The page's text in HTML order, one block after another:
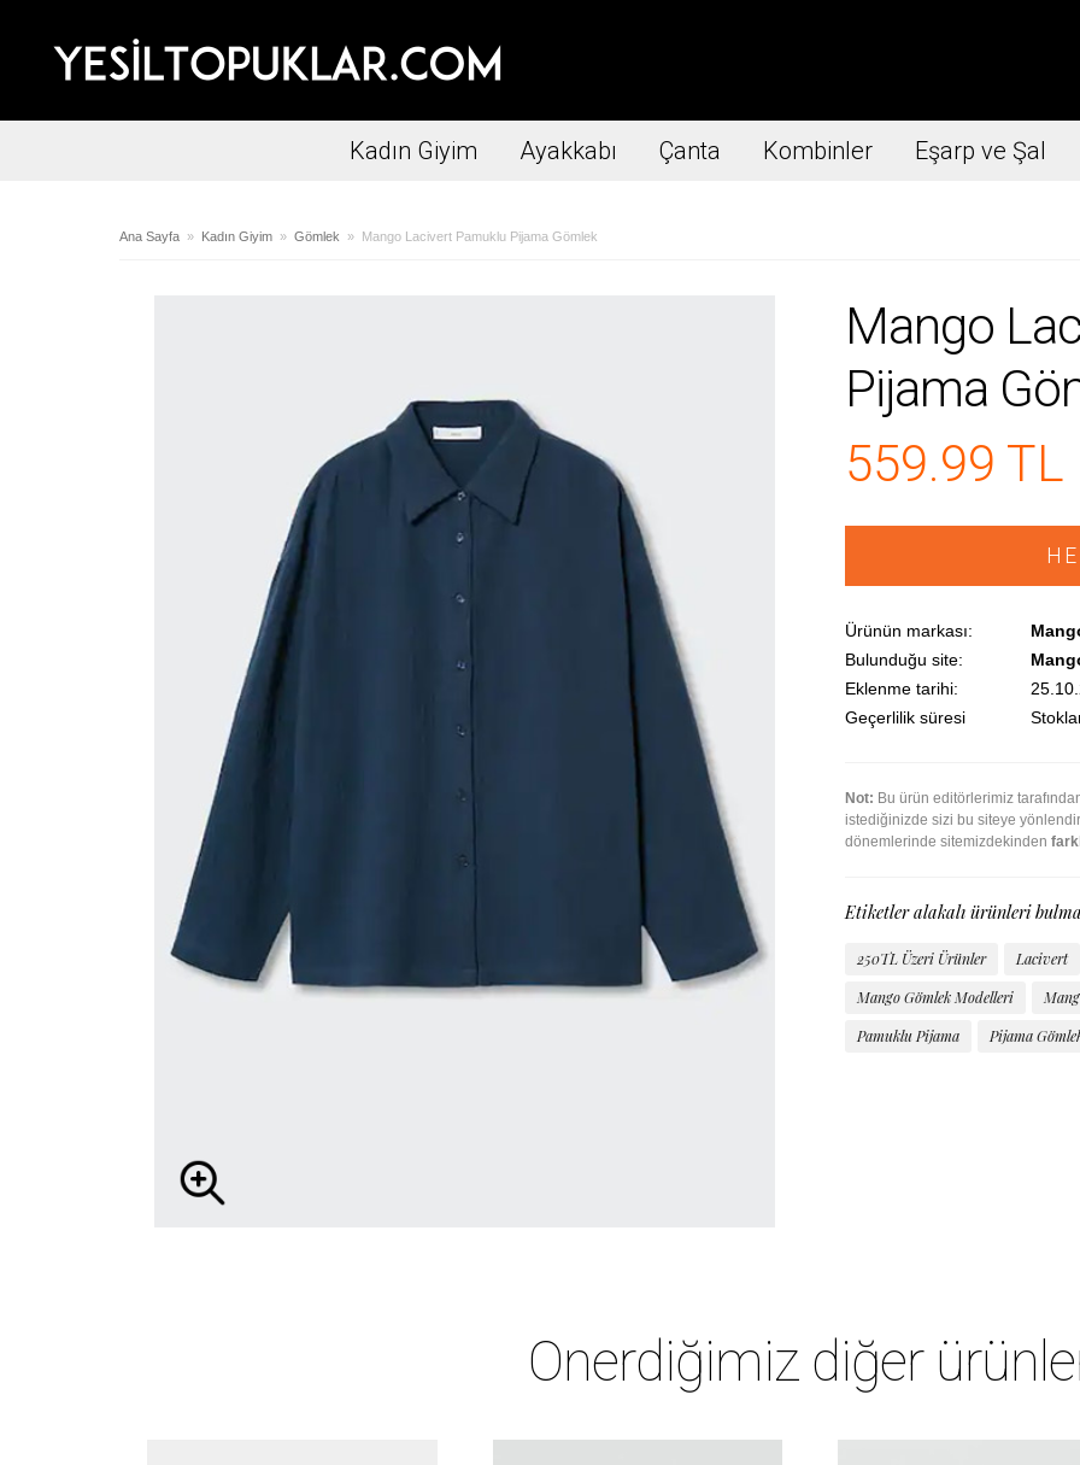
Kadın Giyim Ayakkabı Çanta Kombinler Eşarp ve Şal
Ana Sayfa » Kadın Giyim »Gömlek » Mango Lacivert Pamuklu Pijama Gömlek
Mango
Pijama
559.99 TL
Ürünün markası:
Bulunduğu site:
Eklenme tarihi:
Geçerlilik süresi
Not: Bu ürün editörlerimiz
istediğinizde sizi bu siteye
dönemlerinde sitemizdekinden
Etiketler alakalı ürünleri
250TL Üzeri Ürünler
Lacivert
Mango Gömlek Modelleri
Pamuklu Pijama
Pijama
Önerdiğimiz diğer